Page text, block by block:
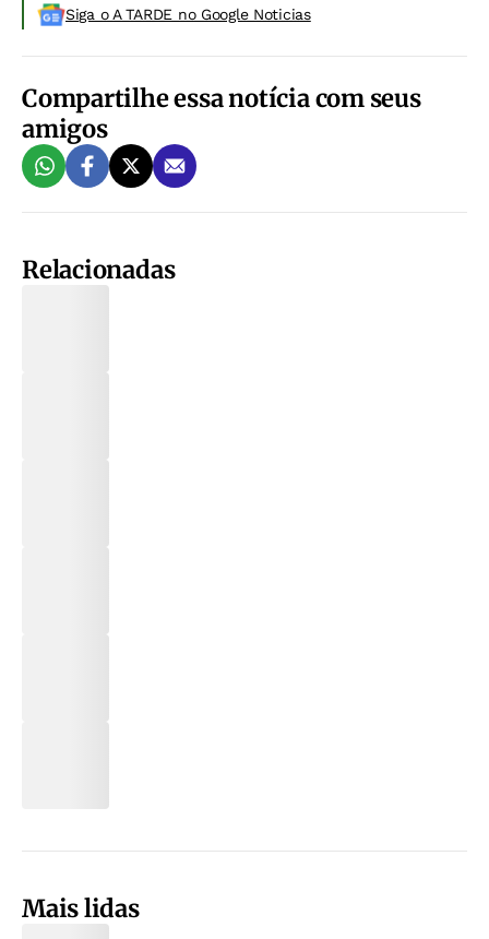
Siga o A TARDE no Google Noticias
Compartilhe essa notícia com seus
amigos
Relacionadas
Mais lidas